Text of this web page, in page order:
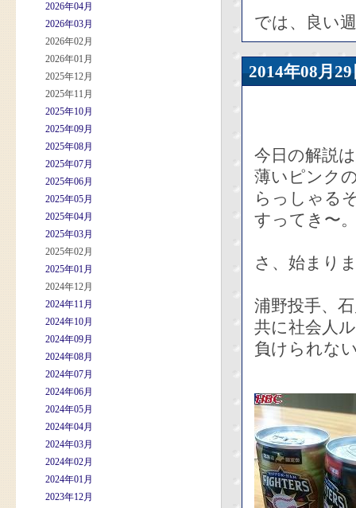
2026年04月
2026年03月
2026年02月
2026年01月
2025年12月
2025年11月
2025年10月
2025年09月
2025年08月
2025年07月
2025年06月
2025年05月
2025年04月
2025年03月
2025年02月
2025年01月
2024年12月
2024年11月
2024年10月
2024年09月
2024年08月
2024年07月
2024年06月
2024年05月
2024年04月
2024年03月
2024年02月
2024年01月
2023年12月
では、良い
2014年08
今日の解説
薄いピンク
らっしゃる
すってき〜
さ、始まり
浦野投手、
共に社会人
負けられな